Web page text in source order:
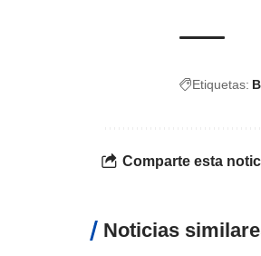
Etiquetas:
Comparte esta
Noticias